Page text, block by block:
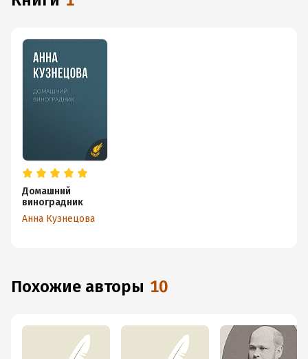
Домашний
виноградник
Анна Кузнецова
Похожие авторы 10